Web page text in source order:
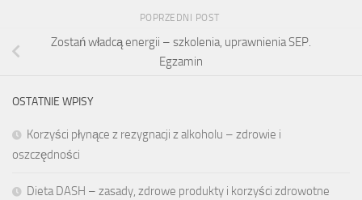
POPRZEDNI POST
Zostań władcą energii – szkolenia, uprawnienia SEP.
Egzamin
OSTATNIE WPISY
Korzyści płynące z rezygnacji z alkoholu – zdrowie i
oszczędności
Dieta DASH – zasady, zdrowe produkty i korzyści zdrowotne